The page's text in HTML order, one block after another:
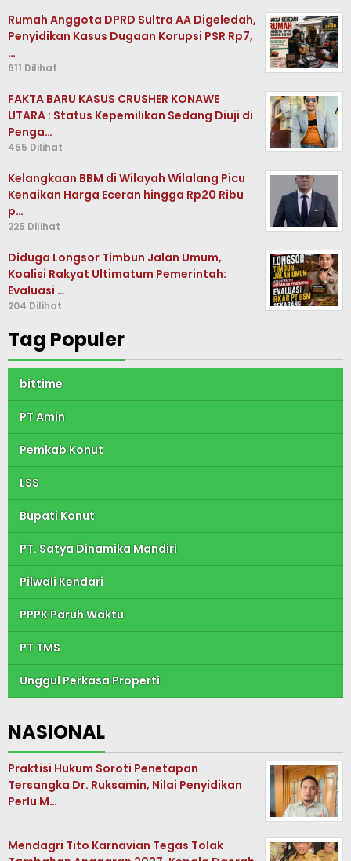
Rumah Anggota DPRD Sultra AA Digeledah,
Penyidikan Kasus Dugaan Korupsi PSR Rp7,
…
611 Dilihat
FAKTA BARU KASUS CRUSHER KONAWE
UTARA : Status Kepemilikan Sedang Diuji di
Penga…
455 Dilihat
Kelangkaan BBM di Wilayah Wilalang Picu
Kenaikan Harga Eceran hingga Rp20 Ribu
p…
225 Dilihat
Diduga Longsor Timbun Jalan Umum,
Koalisi Rakyat Ultimatum Pemerintah:
Evaluasi …
204 Dilihat
Tag Populer
bittime
PT Amin
Pemkab Konut
LSS
Bupati Konut
PT. Satya Dinamika Mandiri
Pilwali Kendari
PPPK Paruh Waktu
PT TMS
Unggul Perkasa Properti
NASIONAL
Praktisi Hukum Soroti Penetapan
Tersangka Dr. Ruksamin, Nilai Penyidikan
Perlu M…
Mendagri Tito Karnavian Tegas Tolak